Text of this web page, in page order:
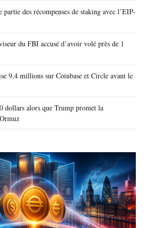
des récompenses de staking avec l’EIP-
du FBI accusé d’avoir volé près de 1
9,4 millions sur Coinbase et Circle avant le
dollars alors que Trump promet la